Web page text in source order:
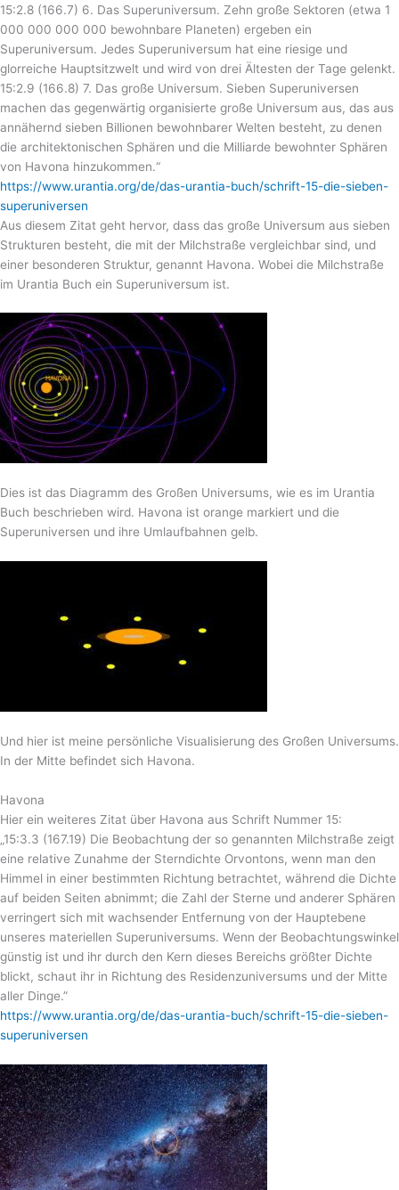
15:2.8 (166.7) 6. Das Superuniversum. Zehn große Sektoren (etwa 1
000 000 000 000 bewohnbare Planeten) ergeben ein
Superuniversum. Jedes Superuniversum hat eine riesige und
glorreiche Hauptsitzwelt und wird von drei Ältesten der Tage gelenkt.
15:2.9 (166.8) 7. Das große Universum. Sieben Superuniversen
machen das gegenwärtig organisierte große Universum aus, das aus
annähernd sieben Billionen bewohnbarer Welten besteht, zu denen
die architektonischen Sphären und die Milliarde bewohnter Sphären
von Havona hinzukommen.“
https://www.urantia.org/de/das-urantia-buch/schrift-15-die-sieben-
superuniversen
Aus diesem Zitat geht hervor, dass das große Universum aus sieben
Strukturen besteht, die mit der Milchstraße vergleichbar sind, und
einer besonderen Struktur, genannt Havona. Wobei die Milchstraße
im Urantia Buch ein Superuniversum ist.
Dies ist das Diagramm des Großen Universums, wie es im Urantia
Buch beschrieben wird. Havona ist orange markiert und die
Superuniversen und ihre Umlaufbahnen gelb.
Und hier ist meine persönliche Visualisierung des Großen Universums.
In der Mitte befindet sich Havona.
Havona
Hier ein weiteres Zitat über Havona aus Schrift Nummer 15:
„15:3.3 (167.19) Die Beobachtung der so genannten Milchstraße zeigt
eine relative Zunahme der Sterndichte Orvontons, wenn man den
Himmel in einer bestimmten Richtung betrachtet, während die Dichte
auf beiden Seiten abnimmt; die Zahl der Sterne und anderer Sphären
verringert sich mit wachsender Entfernung von der Hauptebene
unseres materiellen Superuniversums. Wenn der Beobachtungswinkel
günstig ist und ihr durch den Kern dieses Bereichs größter Dichte
blickt, schaut ihr in Richtung des Residenzuniversums und der Mitte
aller Dinge.”
https://www.urantia.org/de/das-urantia-buch/schrift-15-die-sieben-
superuniversen